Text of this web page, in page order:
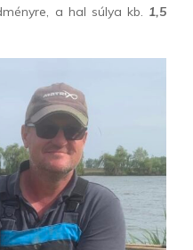
a hal súlya kb. 1,5